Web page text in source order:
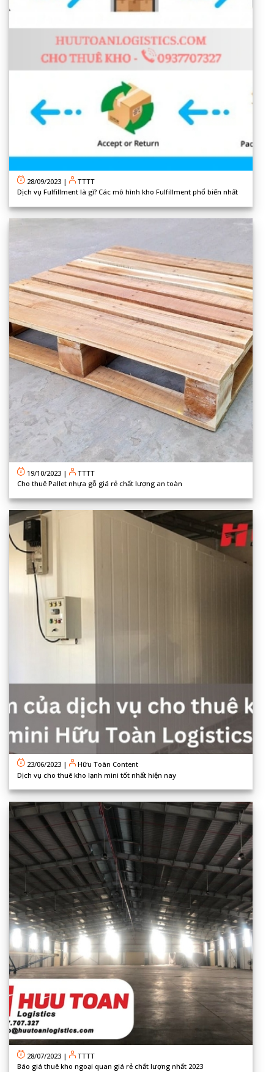
28/09/2023 |
TTTT
Dịch vụ Fulfillment là gì? Các mô hình kho Fulfillment phổ biến nhất
19/10/2023 |
TTTT
Cho thuê Pallet nhựa gỗ giá rẻ chất lượng an toàn
23/06/2023 |
Hữu Toàn Content
Dịch vụ cho thuê kho lạnh mini tốt nhất hiện nay
28/07/2023 |
TTTT
Báo giá thuê kho ngoại quan giá rẻ chất lượng nhất 2023